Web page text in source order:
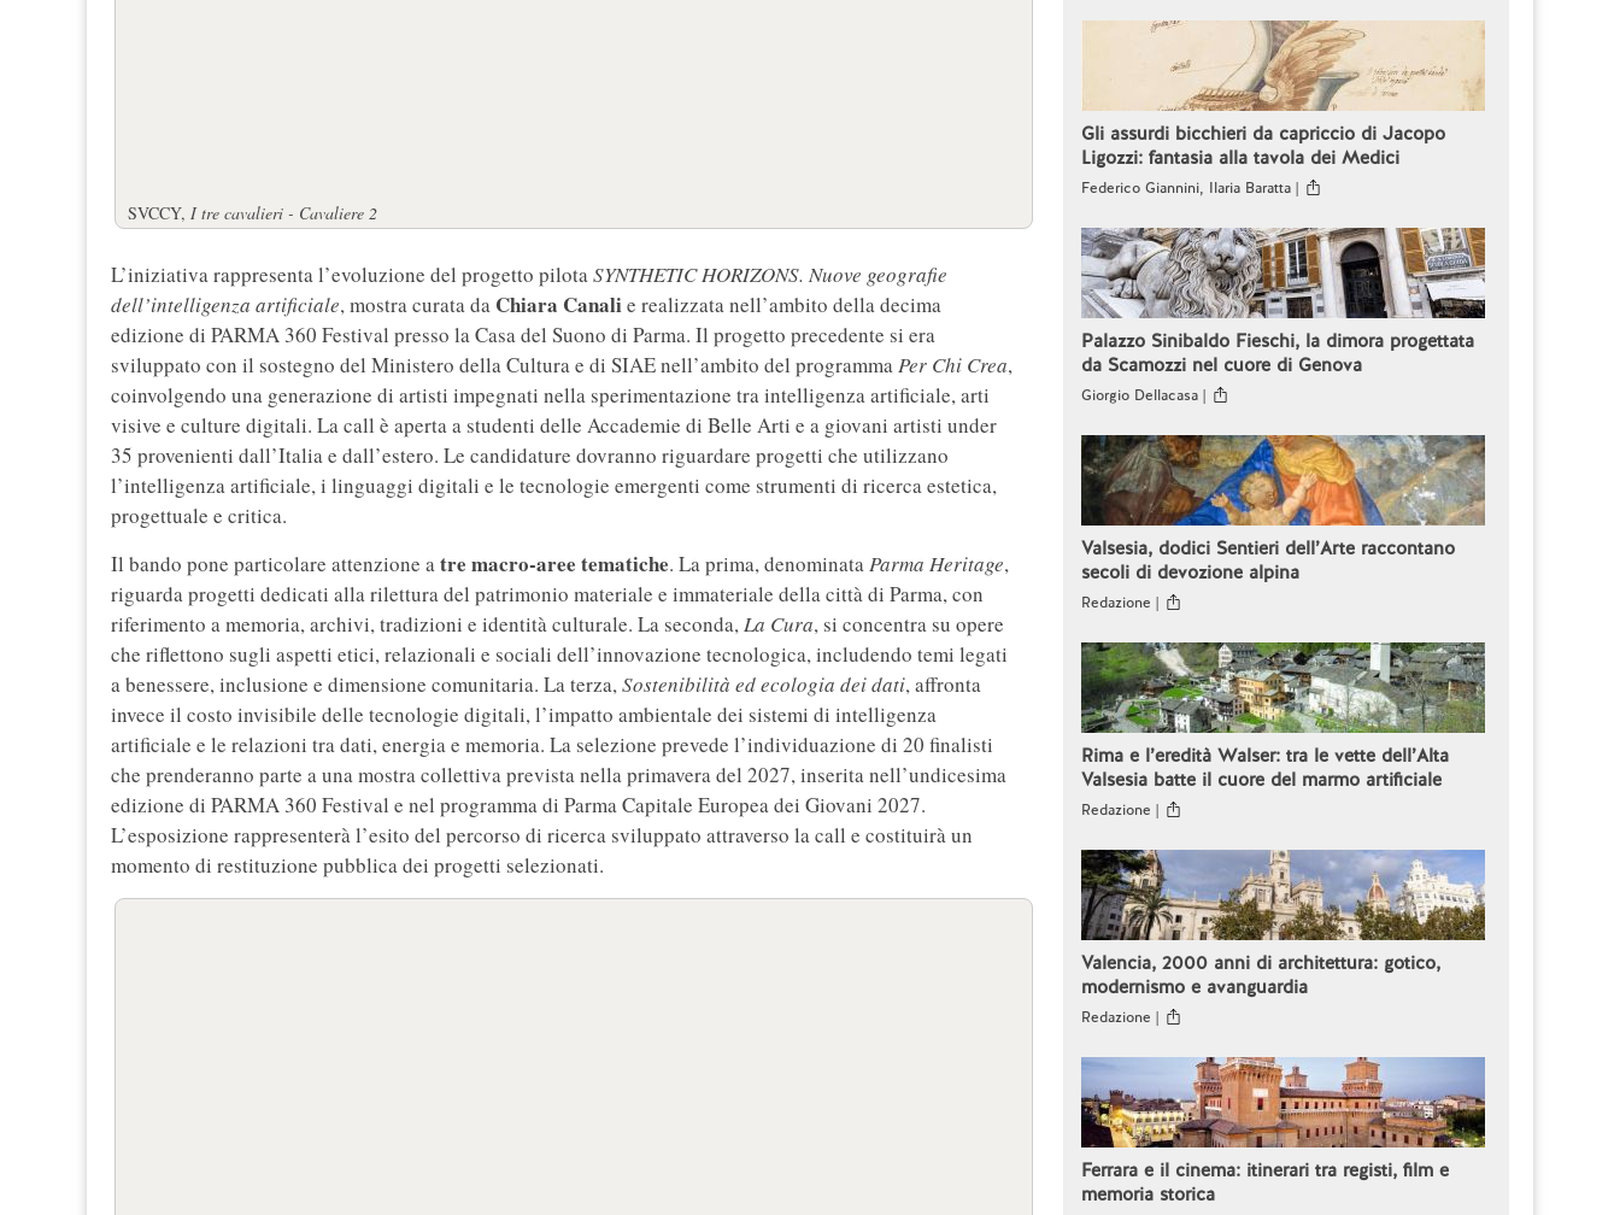
SVCCY, I tre cavalieri - Cavaliere 2
L’iniziativa rappresenta l’evoluzione del progetto pilotaSYNTHETIC HORIZONS. Nuove geografie
dell’intelligenza artificiale, mostra curata da Chiara Canalie realizzata nell’ambito della decima
edizione di PARMA 360 Festival presso la Casa del Suono di Parma. Il progetto precedente si era
sviluppato con il sostegno del Ministero della Cultura e di SIAE nell’ambito del programmaPer Chi Crea,
coinvolgendo una generazione di artisti impegnati nella sperimentazione tra intelligenza artificiale, arti
visive e culture digitali. La call è aperta a studenti delle Accademie di Belle Arti e a giovani artisti under
35 provenienti dall’Italia e dall’estero. Le candidature dovranno riguardare progetti che utilizzano
l’intelligenza artificiale, i linguaggi digitali e le tecnologie emergenti come strumenti di ricerca estetica,
progettuale e critica.
Il bando pone particolare attenzione atre macro-aree tematiche. La prima, denominataParma Heritage,
riguarda progetti dedicati alla rilettura del patrimonio materiale e immateriale della città di Parma, con
riferimento a memoria, archivi, tradizioni e identità culturale. La seconda,La Cura, si concentra su opere
che riflettono sugli aspetti etici, relazionali e sociali dell’innovazione tecnologica, includendo temi legati
a benessere, inclusione e dimensione comunitaria. La terza,Sostenibilità ed ecologia dei dati, affronta
invece il costo invisibile delle tecnologie digitali, l’impatto ambientale dei sistemi di intelligenza
artificiale e le relazioni tra dati, energia e memoria. La selezione prevede l’individuazione di 20 finalisti
che prenderanno parte a una mostra collettiva prevista nella primavera del 2027, inserita nell’undicesima
edizione di PARMA 360 Festival e nel programma di Parma Capitale Europea dei Giovani 2027.
L’esposizione rappresenterà l’esito del percorso di ricerca sviluppato attraverso la call e costituirà un
momento di restituzione pubblica dei progetti selezionati.
Gli assurdi bicchieri da capriccio di Jacopo
Ligozzi: fantasia alla tavola dei Medici
Federico Giannini, Ilaria Baratta |
Palazzo Sinibaldo Fieschi, la dimora progettata
da Scamozzi nel cuore di Genova
Giorgio Dellacasa |
Valsesia, dodici Sentieri dell’Arte raccontano
secoli di devozione alpina
Redazione |
Rima e l’eredità Walser: tra le vette dell’Alta
Valsesia batte il cuore del marmo artificiale
Redazione |
Valencia, 2000 anni di architettura: gotico,
modernismo e avanguardia
Redazione |
Ferrara e il cinema: itinerari tra registi, film e
memoria storica